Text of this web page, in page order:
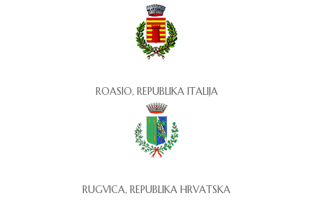
ROASIO, REPUBLIKA ITALIJA
RUGVICA, REPUBLIKA HRVATSKA